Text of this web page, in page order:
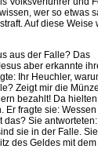
wer so etwas
Auf diese Weise
aus der Falle? Das
aber erkannte
Ihr Heuchler,
Zeigt mir die
bezahlt! Da
Er fragte sie: Wessen
das? Sie antworteten:
sie in der Falle. Sie
des Geldes mit dem